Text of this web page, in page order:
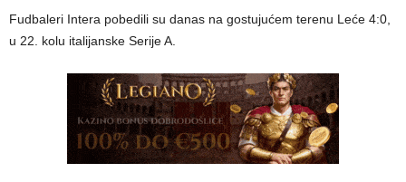
Fudbaleri Intera pobedili su danas na gostujućem terenu Leće 4:0,
u 22. kolu italijanske Serije A.